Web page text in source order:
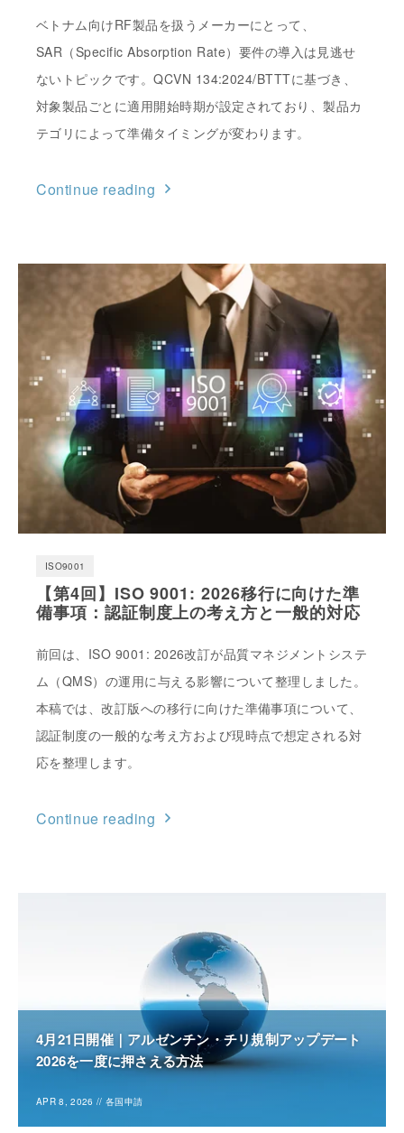
ベトナム向けRF製品を扱うメーカーにとって、
SAR（Specific Absorption Rate）要件の導入は見逃せ
ないトピックです。QCVN 134:2024/BTTTに基づき、
対象製品ごとに適用開始時期が設定されており、製品カ
テゴリによって準備タイミングが変わります。
Continue reading
ISO9001
【第4回】ISO 9001: 2026移行に向けた準
備事項：認証制度上の考え方と一般的対応
前回は、ISO 9001: 2026改訂が品質マネジメントシステ
ム（QMS）の運用に与える影響について整理しました。
本稿では、改訂版への移行に向けた準備事項について、
認証制度の一般的な考え方および現時点で想定される対
応を整理します。
Continue reading
4月21日開催｜アルゼンチン・チリ規制アップデート
2026を一度に押さえる方法
APR 8, 2026 // 各国申請